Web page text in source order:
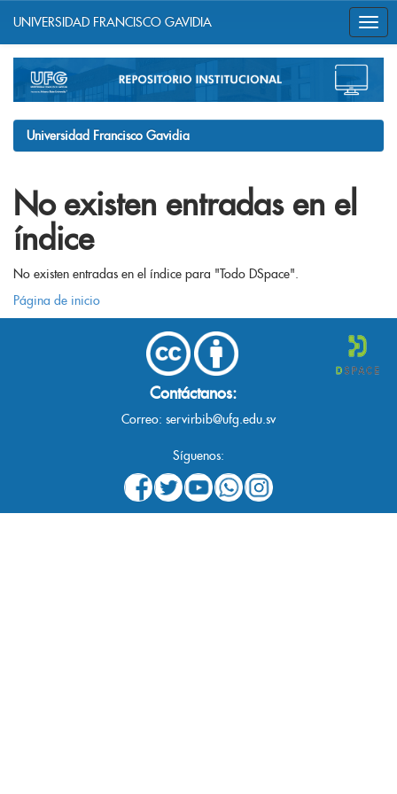
navigation
UNIVERSIDAD FRANCISCO GAVIDIA
Universidad Francisco Gavidia
No existen entradas en el
índice
No existen entradas en el índice para "Todo DSpace".
Página de inicio
Contáctanos:
Correo: servirbib@ufg.edu.sv
Síguenos: